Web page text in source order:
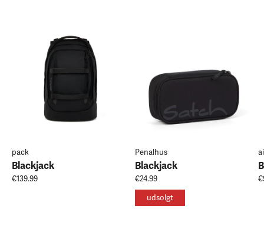
pack
Blackjack
€139.99
Penalhus
Blackjack
€24.99
udsolgt